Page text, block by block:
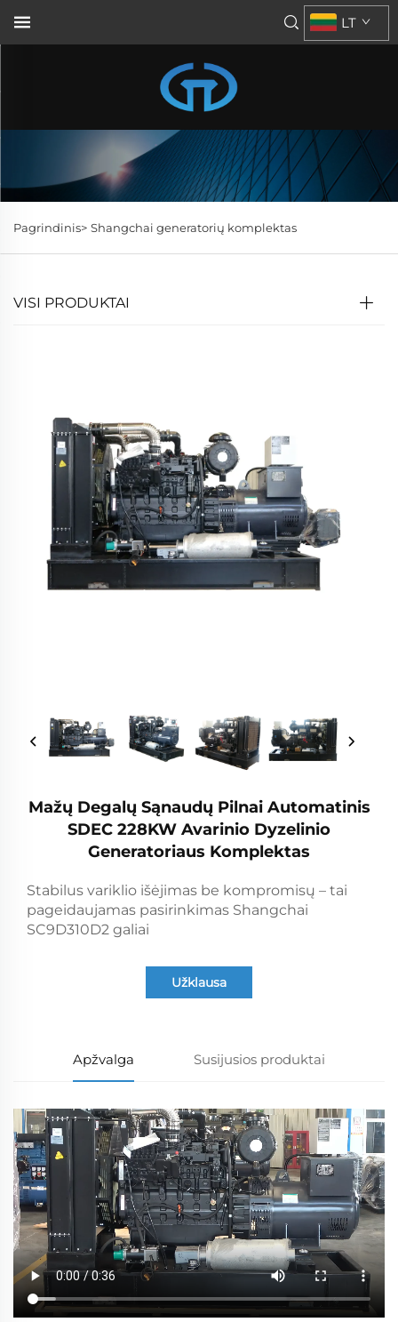
LT
Pagrindinis> Shangchai generatorių komplektas
VISI PRODUKTAI
Mažų Degalų Sąnaudų Pilnai Automatinis
SDEC 228KW Avarinio Dyzelinio
Generatoriaus Komplektas
Stabilus variklio išėjimas be kompromisų – tai
pageidaujamas pasirinkimas Shangchai
SC9D310D2 galiai
Užklausa
Apžvalga Susijusios produktai